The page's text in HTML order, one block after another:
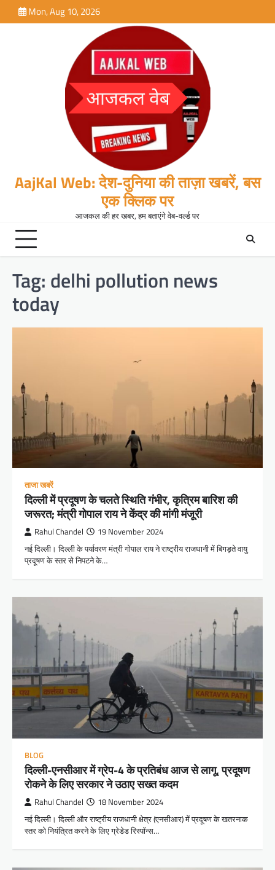
to
Mon, Aug 10, 2026
AajKal Web: देश-दुनिया की ताज़ा खबरें, बस
एक क्लिक पर
आजकल की हर खबर, हम बताएंगे वेब-वर्ल्ड पर
Tag: delhi pollution news
today
ताजा खबरें
दिल्ली में प्रदूषण के चलते स्थिति गंभीर, कृत्रिम बारिश की
जरूरत; मंत्री गोपाल राय ने केंद्र की मांगी मंजूरी
Rahul Chandel 19 November 2024
नई दिल्ली। दिल्ली के पर्यावरण मंत्री गोपाल राय ने राष्ट्रीय राजधानी में बिगड़ते वायु
प्रदूषण के स्तर से निपटने के…
BLOG
दिल्ली-एनसीआर में ग्रेप-4 के प्रतिबंध आज से लागू, प्रदूषण
रोकने के लिए सरकार ने उठाए सख्त कदम
Rahul Chandel 18 November 2024
नई दिल्ली। दिल्ली और राष्ट्रीय राजधानी क्षेत्र (एनसीआर) में प्रदूषण के खतरनाक
स्तर को नियंत्रित करने के लिए ग्रेडेड रिस्पॉन्स…